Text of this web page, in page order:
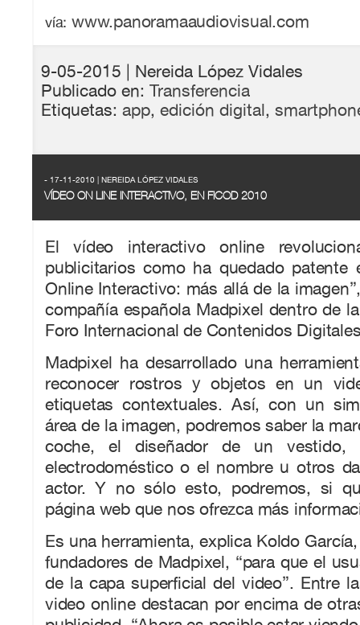
vía: www.panoramaaudiovisual.com
9-05-2015 | Nereida López Vidales
Publicado en: Transferencia
Etiquetas: app, edición digital,
- 17-11-2010 | NEREIDA LÓPEZ VIDALES
VÍDEO ON LINE INTERACTIVO, EN FICOD 2010
El vídeo interactivo online
publicitarios como ha quedado patente
Online Interactivo: más allá de la
compañía española Madpixel dentro de
Foro Internacional de Contenidos
Madpixel ha desarrollado una
reconocer rostros y objetos en un
etiquetas contextuales. Así, con un
área de la imagen, podremos saber la
coche, el diseñador de un vestido,
electrodoméstico o el nombre u otros
actor. Y no sólo esto, podremos, si
página web que nos ofrezca más
Es una herramienta, explica Koldo
fundadores de Madpixel, “para que el
de la capa superficial del video”. Entre
video online destacan por encima de